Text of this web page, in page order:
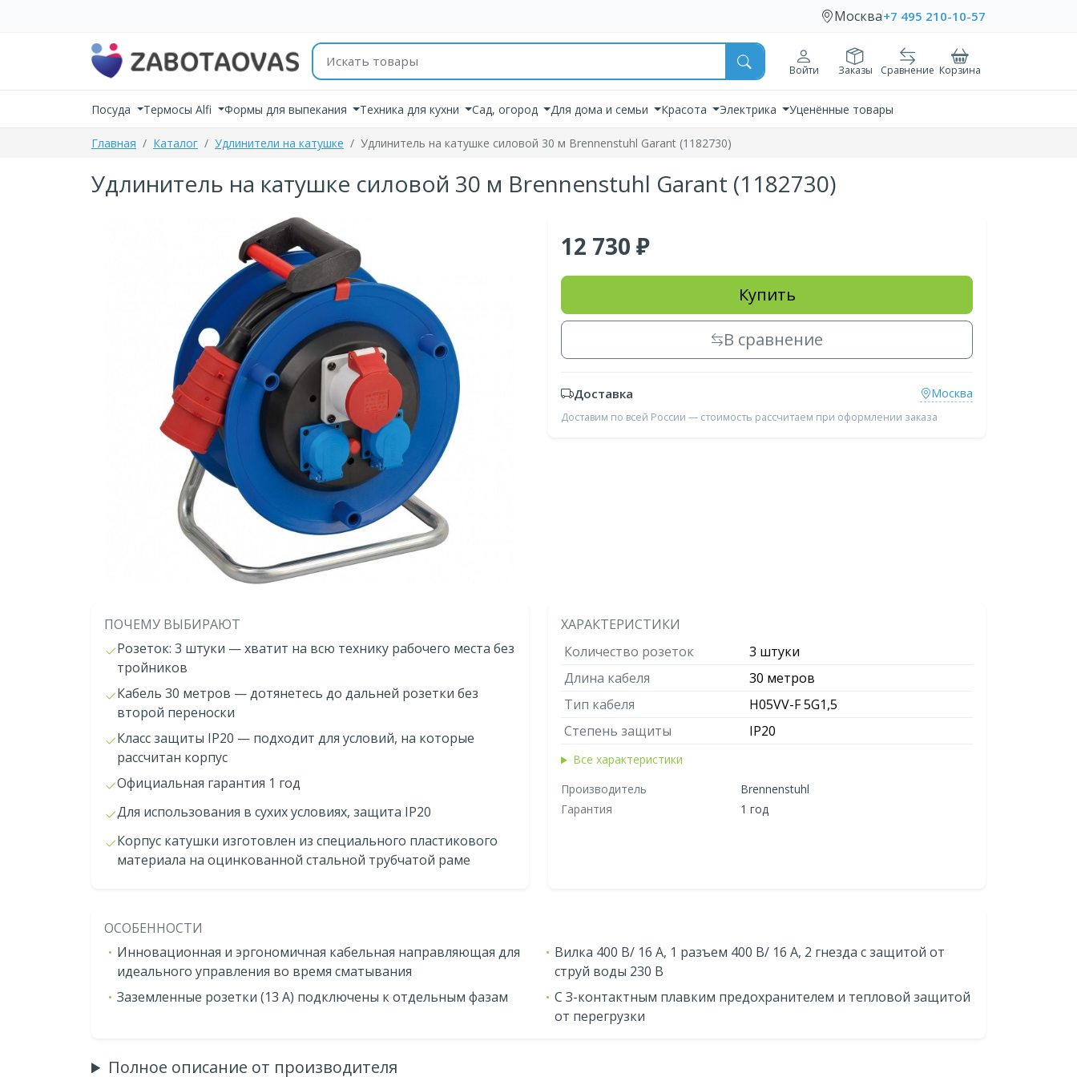
Москва+7 495 210-10-57
Поиск товаров
Войти Заказы Сравнение Корзина
Посуда Термосы Alfi Формы для выпекания Техника для кухни Сад, огород Для дома и семьи Красота Электрика Уценённые товары
Главная Каталог Удлинители на катушке Удлинитель на катушке силовой 30 м Brennenstuhl Garant (1182730)
Удлинитель на катушке силовой 30 м Brennenstuhl Garant (1182730)
12 730
Купить
В сравнение
Доставка Москва
Доставим по всей России — стоимость рассчитаем при оформлении заказа
ПОЧЕМУ ВЫБИРАЮТ
Розеток: 3 штуки — хватит на всю технику рабочего места без
тройников
Кабель 30 метров — дотянетесь до дальней розетки без
второй переноски
Класс защиты IP20 — подходит для условий, на которые
рассчитан корпус
Официальная гарантия 1 год
Для использования в сухих условиях, защита IP20
Корпус катушки изготовлен из специального пластикового
материала на оцинкованной стальной трубчатой раме
ХАРАКТЕРИСТИКИ
Количество розеток
3 штуки
Длина кабеля
30 метров
Тип кабеля
H05VV-F 5G1,5
Степень защиты
IP20
Все характеристики
Производитель
Brennenstuhl
Гарантия
1 год
ОСОБЕННОСТИ
Инновационная и эргономичная кабельная направляющая для
идеального управления во время сматывания
Вилка 400 В/ 16 А, 1 разъем 400 В/ 16 А, 2 гнезда с защитой от
струй воды 230 В
Заземленные розетки (13 А) подключены к отдельным фазам
С З-контактным плавким предохранителем и тепловой защитой
от перегрузки
Полное описание от производителя